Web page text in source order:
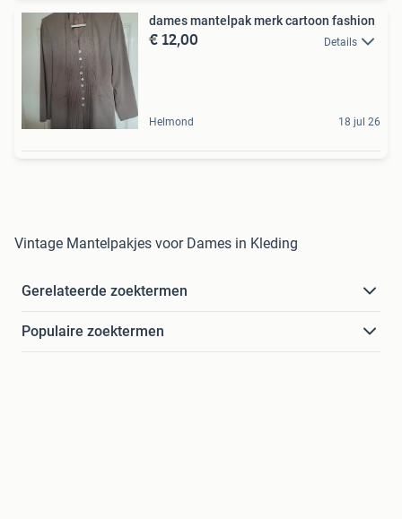
dames mantelpak merk cartoon fashion
€ 12,00 Details
Helmond 18 jul 26
Vintage Mantelpakjes voor Dames in Kleding
Gerelateerde zoektermen
Populaire zoektermen